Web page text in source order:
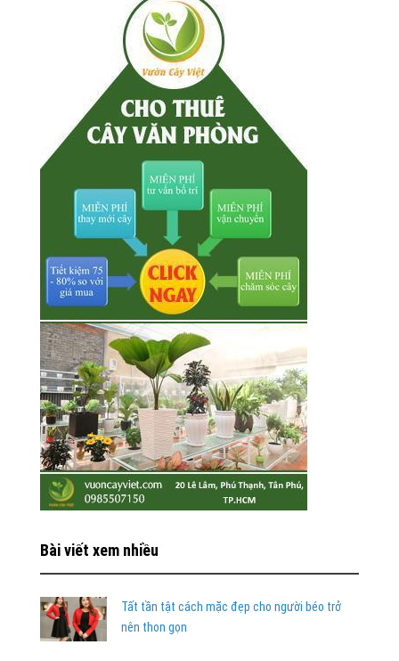
Bài viết xem nhiều
Tất tần tật cách mặc đẹp cho người béo trở
nên thon gọn